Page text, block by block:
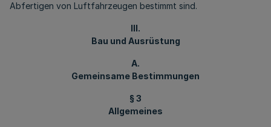
Abfertigen von Luftfahrzeugen bestimmt sind.
III.
Bau und Ausrüstung
A.
Gemeinsame Bestimmungen
§ 3
Allgemeines